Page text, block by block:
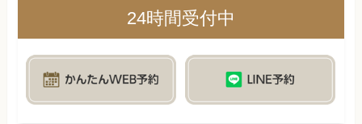
24時間受付中